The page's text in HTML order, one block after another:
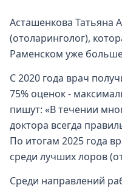
Асташенкова Татьяна
(отоларинголог),
Раменском уже больше
С 2020 года врач
75% оценок -
пишут: «В течении
доктора всегда
По итогам 2025 года
среди лучших лоров
Среди направлений